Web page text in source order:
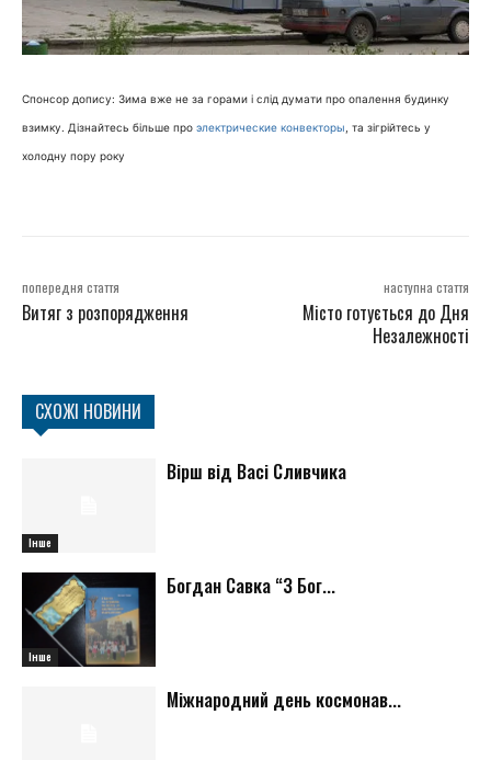
Спонсор допису: Зима вже не за горами і слід думати про опалення будинку
взимку. Дізнайтесь більше про электрические конвекторы, та зігрійтесь у
холодну пору року
попередня стаття
Витяг з розпорядження
наступна стаття
Місто готується до Дня
Незалежності
СХОЖІ НОВИНИ
Інше
Вірш від Васі Сливчика
Інше
Богдан Савка “З Бог...
Міжнародний день космонав...